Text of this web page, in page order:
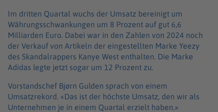
Im dritten Quartal wuchs der Umsatz bereinigt um
Währungsschwankungen um 8 Prozent auf gut 6,6
Milliarden Euro. Dabei war in den Zahlen von 2024 noch
der Verkauf von Artikeln der eingestellten Marke Yeezy
des Skandalrappers Kanye West enthalten. Die Marke
Adidas legte jetzt sogar um 12 Prozent zu.
Vorstandschef Bjørn Gulden sprach von einem
Umsatzrekord. «Das ist der höchste Umsatz, den wir als
Unternehmen je in einem Quartal erzielt haben.»